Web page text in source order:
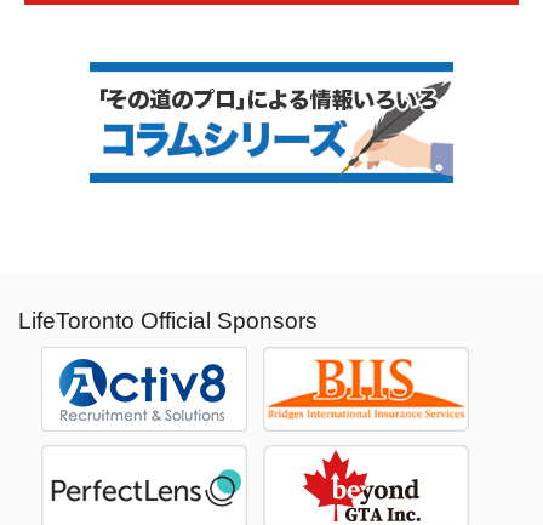
LifeToronto Official Sponsors